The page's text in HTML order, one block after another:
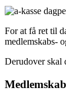
For at få ret til
medlemskabs-
Derudover skal